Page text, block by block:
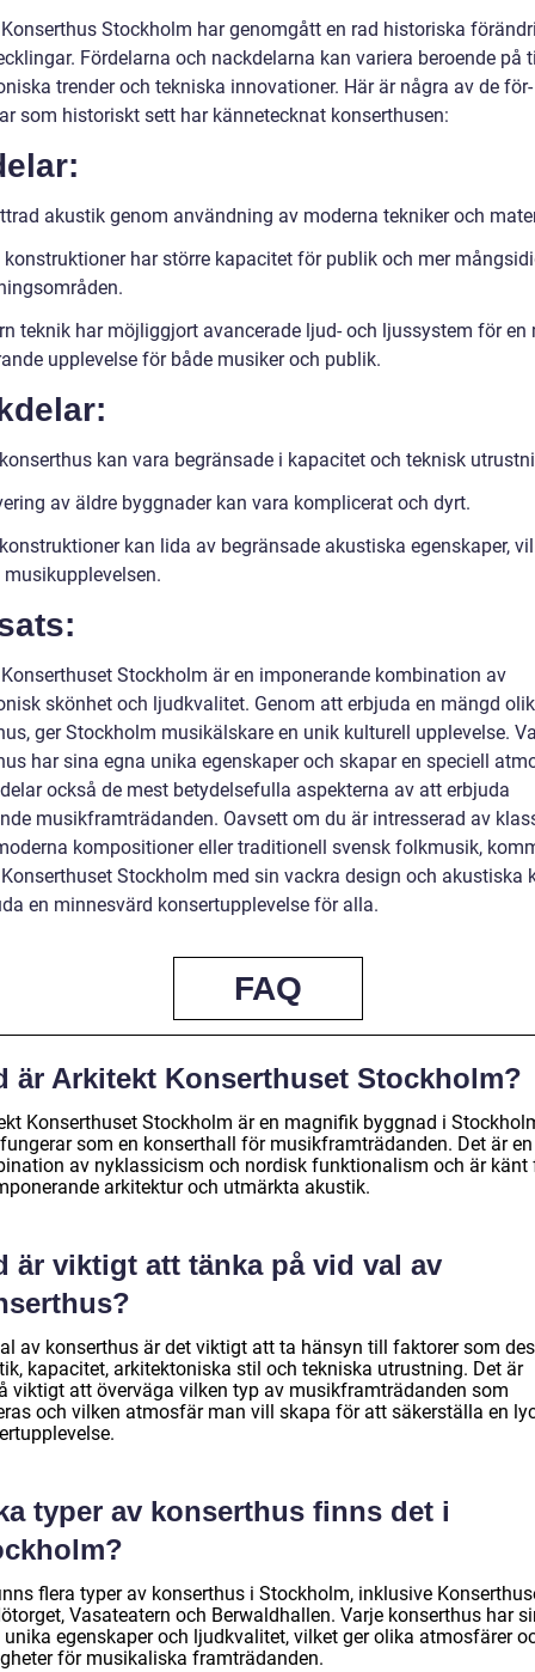
Stockholm har genomgått en rad historiska
Fördelarna och nackdelarna kan variera beroende på
trender och tekniska innovationer. Här är några av de
som historiskt sett har kännetecknat konserthusen:
akustik genom användning av moderna tekniker och
konstruktioner har större kapacitet för publik och mer
teknik har möjliggjort avancerade ljud- och ljussystem för en
upplevelse för både musiker och publik.
kan vara begränsade i kapacitet och teknisk
av äldre byggnader kan vara komplicerat och dyrt.
kan lida av begränsade akustiska egenskaper,
musikupplevelsen.
Stockholm är en imponerande kombination av
skönhet och ljudkvalitet. Genom att erbjuda en mängd
ger Stockholm musikälskare en unik kulturell upplevelse.
har sina egna unika egenskaper och skapar en speciell
också de mest betydelsefulla aspekterna av att erbjuda
musikframträdanden. Oavsett om du är intresserad av
kompositioner eller traditionell svensk folkmusik,
Stockholm med sin vackra design och akustiska
en minnesvärd konsertupplevelse för alla.
FAQ
är Arkitekt Konserthuset Stockholm?
Konserthuset Stockholm är en magnifik byggnad i
som en konserthall för musikframträdanden. Det är en
av nyklassicism och nordisk funktionalism och är känt
arkitektur och utmärkta akustik.
är viktigt att tänka på vid val av
av konserthus är det viktigt att ta hänsyn till faktorer som
kapacitet, arkitektoniska stil och tekniska utrustning. Det är
viktigt att överväga vilken typ av musikframträdanden som
och vilken atmosfär man vill skapa för att säkerställa en
typer av konserthus finns det i
flera typer av konserthus i Stockholm, inklusive
Vasateatern och Berwaldhallen. Varje konserthus har
unika egenskaper och ljudkvalitet, vilket ger olika atmosfärer
för musikaliska framträdanden.